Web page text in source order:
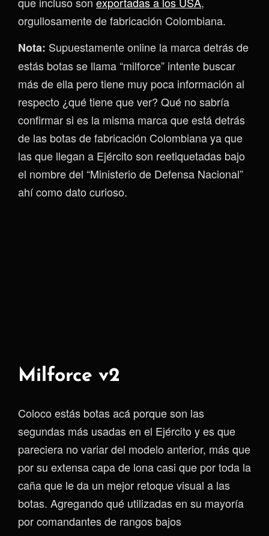
orgullosamente de fabricación Colombiana.
Nota: Supuestamente online la marca detrás de
estás botas se llama “milforce” intente buscar
más de ella pero tiene muy poca información al
respecto ¿qué tiene que ver? Qué no sabría
confirmar si es la misma marca que está detrás
de las botas de fabricación Colombiana ya que
las que llegan a Ejército son reetiquetadas bajo
el nombre del “Ministerio de Defensa Nacional”
ahí como dato curioso.
Milforce v2
Coloco estás botas acá porque son las
segundas más usadas en el Ejército y es que
pareciera no variar del modelo anterior, más que
por su extensa capa de lona casi que por toda la
caña que le da un mejor retoque visual a las
botas. Agregando qué utilizadas en su mayoría
por comandantes de rangos bajos